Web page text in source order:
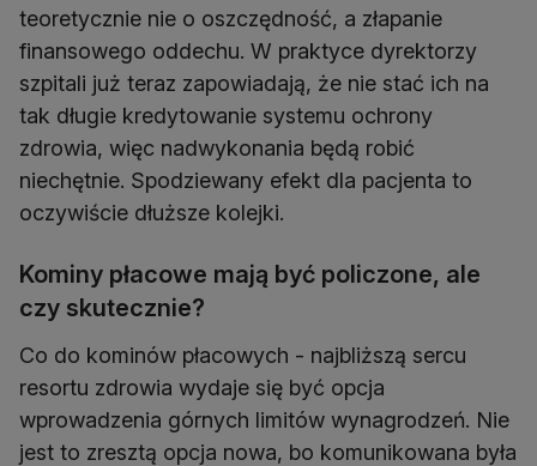
teoretycznie nie o oszczędność, a złapanie
finansowego oddechu. W praktyce dyrektorzy
szpitali już teraz zapowiadają, że nie stać ich na
tak długie kredytowanie systemu ochrony
zdrowia, więc nadwykonania będą robić
niechętnie. Spodziewany efekt dla pacjenta to
oczywiście dłuższe kolejki.
Kominy płacowe mają być policzone, ale
czy skutecznie?
Co do kominów płacowych - najbliższą sercu
resortu zdrowia wydaje się być opcja
wprowadzenia górnych limitów wynagrodzeń. Nie
jest to zresztą opcja nowa, bo komunikowana była